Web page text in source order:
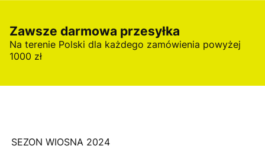
Zawsze darmowa przesyłka
Na terenie Polski dla każdego zamówienia powyżej
1000 zł
SEZON WIOSNA 2024